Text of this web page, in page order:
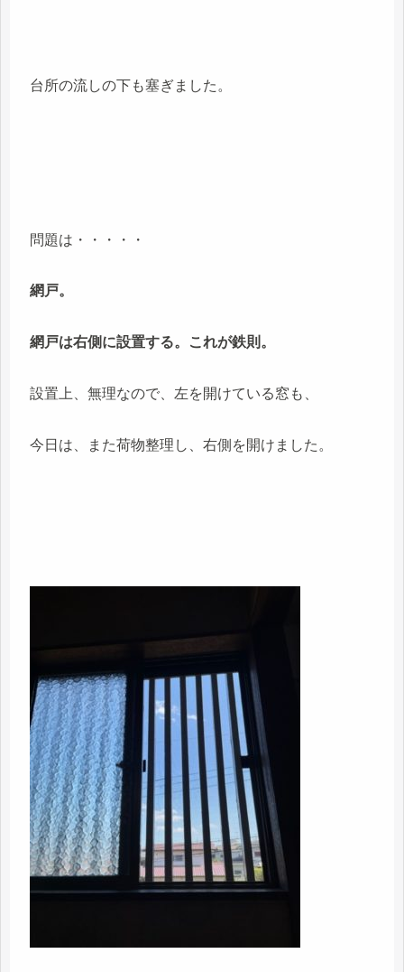
台所の流しの下も塞ぎました。
問題は・・・・・
網戸。
網戸は右側に設置する。これが鉄則。
設置上、無理なので、左を開けている窓も、
今日は、また荷物整理し、右側を開けました。